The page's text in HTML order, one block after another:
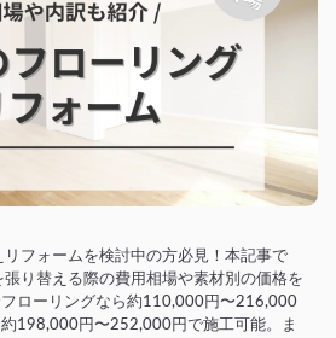
フォームを検討中の方必見！本記事で
り替える際の費用相場や素材別の価格を
ローリングなら約110,000円〜216,000
198,000円〜252,000円で施工可能。ま